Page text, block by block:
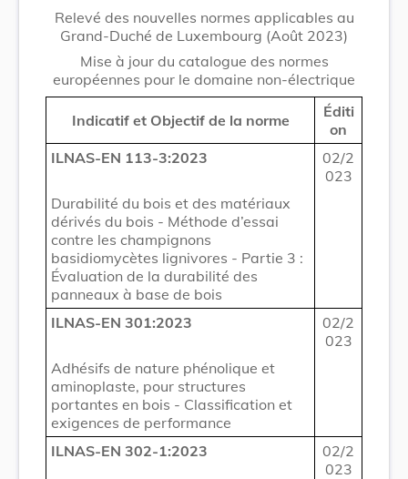
Relevé des nouvelles normes applicables au
Grand-Duché de Luxembourg (Août 2023)
Mise à jour du catalogue des normes
européennes pour le domaine non-électrique
Indicatif et Objectif de la norme
Éditi
on
ILNAS-EN 113-3:2023
02/2
023
Durabilité du bois et des matériaux
dérivés du bois - Méthode d’essai
contre les champignons
basidiomycètes lignivores - Partie 3 :
Évaluation de la durabilité des
panneaux à base de bois
ILNAS-EN 301:2023
02/2
023
Adhésifs de nature phénolique et
aminoplaste, pour structures
portantes en bois - Classification et
exigences de performance
ILNAS-EN 302-1:2023
02/2
023